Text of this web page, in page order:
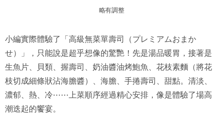
略有調整
小編實際體驗了「高級無菜單壽司（プレミアムおまか
せ）」，只能說是超乎想像的驚艷！先是湯品暖胃，接著是
生魚片、貝類、握壽司、奶油醬油烤鮑魚、花枝素麵（將花
枝切成細條狀沾海膽醬）、海膽、手捲壽司、甜點。清淡、
濃郁、熱、冷⋯⋯上菜順序經過精心安排，像是體驗了場高
潮迭起的饗宴。